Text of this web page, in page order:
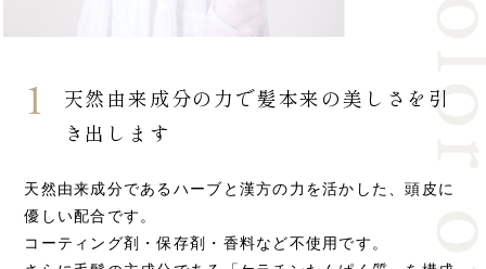
1 天然由来成分の力で髪本来の美しさを引
き出します
天然由来成分であるハーブと漢方の力を活かした、頭皮に
優しい配合です。
コーティング剤・保存剤・香料など不使用です。